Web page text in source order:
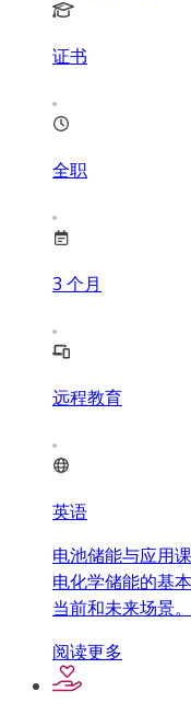
证书
全职
3 个月
远程教育
英语
电池储能与应用
电化学储能的基
当前和未来场景。
阅读更多